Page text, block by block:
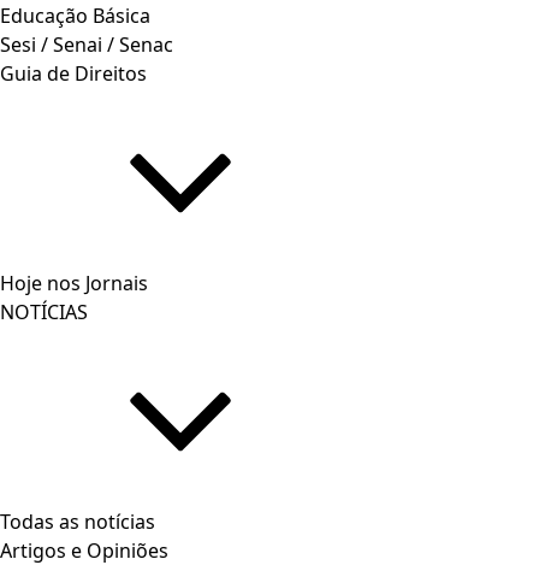
Educação Básica
Sesi / Senai / Senac
Guia de Direitos
Hoje nos Jornais
NOTÍCIAS
Todas as notícias
Artigos e Opiniões